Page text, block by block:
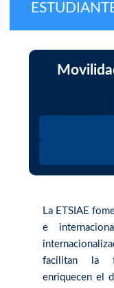
La ETSIAE
e
facilitan la
enriquecen el